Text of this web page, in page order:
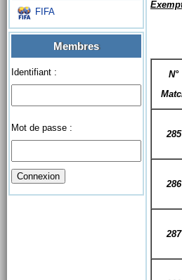
FIFA
Membres
Identifiant :
Mot de passe :
N°
285
286
287